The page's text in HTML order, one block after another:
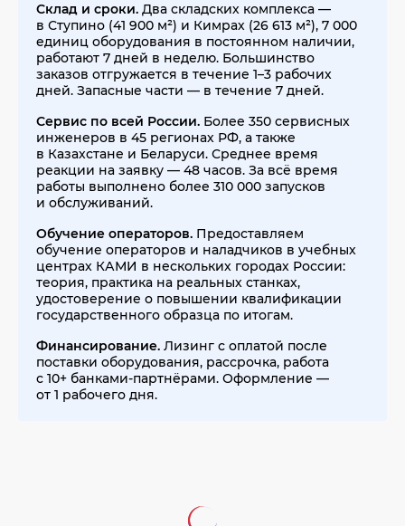
Склад и сроки. Два складских комплекса —
в Ступино (41 900 м²) и Кимрах (26 613 м²), 7 000
единиц оборудования в постоянном наличии,
работают 7 дней в неделю. Большинство
заказов отгружается в течение 1–3 рабочих
дней. Запасные части — в течение 7 дней.
Сервис по всей России. Более 350 сервисных
инженеров в 45 регионах РФ, а также
в Казахстане и Беларуси. Среднее время
реакции на заявку — 48 часов. За всё время
работы выполнено более 310 000 запусков
и обслуживаний.
Обучение операторов. Предоставляем
обучение операторов и наладчиков в учебных
центрах КАМИ в нескольких городах России:
теория, практика на реальных станках,
удостоверение о повышении квалификации
государственного образца по итогам.
Финансирование. Лизинг с оплатой после
поставки оборудования, рассрочка, работа
с 10+ банками-партнёрами. Оформление —
от 1 рабочего дня.